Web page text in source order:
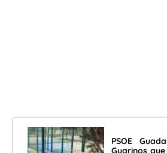
PSOE
Guarinos